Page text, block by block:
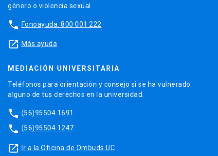
género o violencia sexual.
phone Fonoayuda: 800 001 222
launch Más ayuda
MEDIACIÓN UNIVERSITARIA
Teléfonos para orientación y consejo si se ha vulnerado
alguno de tus derechos en la universidad.
phone (56)95504 1691
phone (56)95504 1247
launch Ir a la Oficina de Ombuds UC